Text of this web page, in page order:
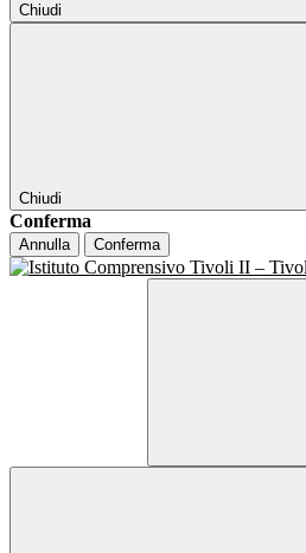
Chiudi
Chiudi
Conferma
Annulla Conferma